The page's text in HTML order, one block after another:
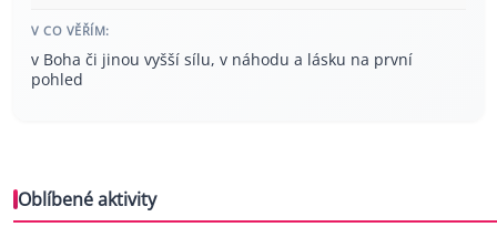
V CO VĚŘÍM:
v Boha či jinou vyšší sílu, v náhodu a lásku na první
pohled
Oblíbené aktivity